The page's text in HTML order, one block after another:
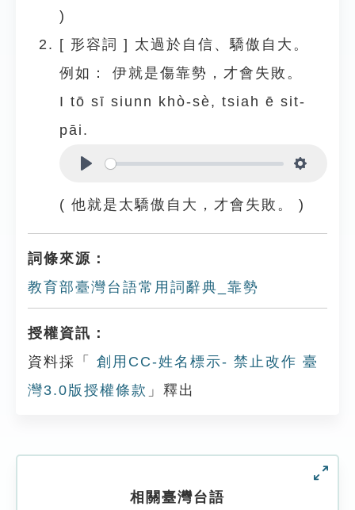
)
[ 形容詞 ] 太過於自信、驕傲自大。
例如：
伊就是傷靠勢，才會失敗。
I tō sī siunn khò-sè, tsiah ē sit-
pāi.
( 他就是太驕傲自大，才會失敗。 )
詞條來源：
教育部臺灣台語常用詞辭典_靠勢
授權資訊：
資料採「
創用CC-姓名標示- 禁止改作 臺
灣3.0版授權條款 」釋出
相關臺灣台語